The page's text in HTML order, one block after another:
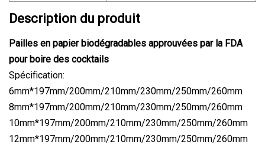
Description du produit
Pailles en papier biodégradables approuvées par la FDA
pour boire des cocktails
Spécification:
6mm*197mm/200mm/210mm/230mm/250mm/260mm
8mm*197mm/200mm/210mm/230mm/250mm/260mm
10mm*197mm/200mm/210mm/230mm/250mm/260mm
12mm*197mm/200mm/210mm/230mm/250mm/260mm